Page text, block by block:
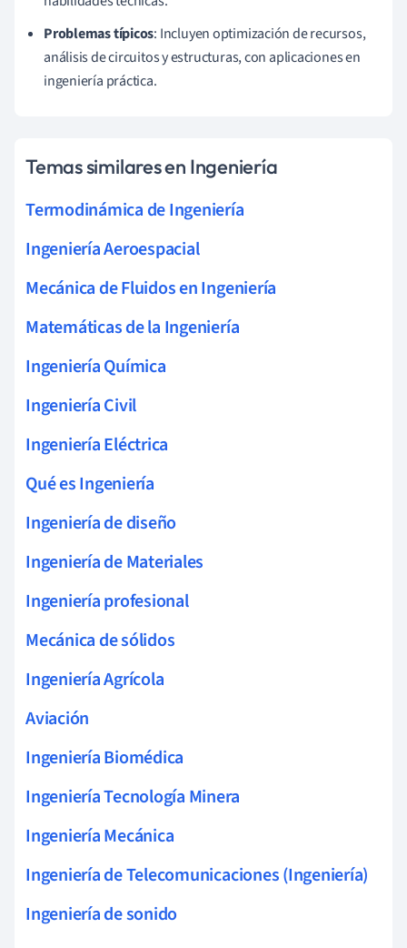
Problemas típicos: Incluyen optimización de recursos,
análisis de circuitos y estructuras, con aplicaciones en
ingeniería práctica.
Temas similares en Ingeniería
Termodinámica de Ingeniería
Ingeniería Aeroespacial
Mecánica de Fluidos en Ingeniería
Matemáticas de la Ingeniería
Ingeniería Química
Ingeniería Civil
Ingeniería Eléctrica
Qué es Ingeniería
Ingeniería de diseño
Ingeniería de Materiales
Ingeniería profesional
Mecánica de sólidos
Ingeniería Agrícola
Aviación
Ingeniería Biomédica
Ingeniería Tecnología Minera
Ingeniería Mecánica
Ingeniería de Telecomunicaciones (Ingeniería)
Ingeniería de sonido